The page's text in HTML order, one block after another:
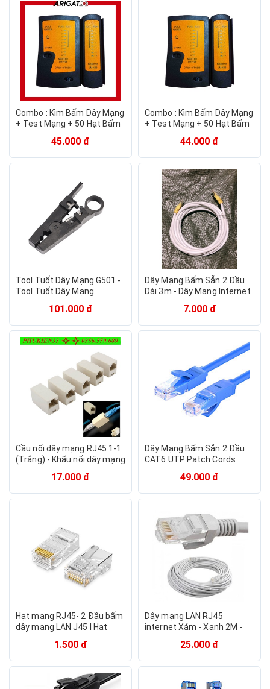
Combo : Kìm Bấm Dây Mạng
+ Test Mạng + 50 Hạt Bấm
45.000 đ
Combo : Kìm Bấm Dây Mạng
+ Test Mạng + 50 Hạt Bấm
44.000 đ
Tool Tuốt Dây Mạng G501 -
Tool Tuốt Dây Mạng
101.000 đ
Dây Mạng Bấm Sẵn 2 Đầu
Dài 3m - Dây Mạng Internet
7.000 đ
Cầu nối dây mạng RJ45 1-1
(Trắng) - Khẩu nối dây mạng
17.000 đ
Dây Mạng Bấm Sẵn 2 Đầu
CAT6 UTP Patch Cords
Hàng Chính Hãng
49.000 đ
Hạt mạng RJ45- 2 Đầu bấm
dây mạng LAN J45 I Hạt
1.500 đ
Dây mạng LAN RJ45
internet Xám - Xanh 2M -
bấm đúc sẵn 2 đầu
25.000 đ